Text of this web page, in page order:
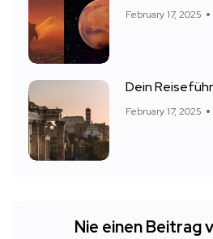
February 17, 2025
Dein
February 17, 2025
Nie einen Beitrag